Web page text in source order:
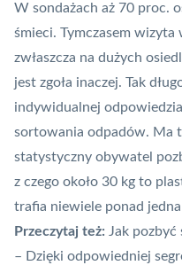
W sondażach aż 70 proc.
śmieci. Tymczasem
zwłaszcza na dużych
jest zgoła inaczej. Tak
indywidualnej
sortowania odpadów. Ma
statystyczny obywatel
z czego około 30 kg to
trafia niewiele ponad
Przeczytaj też: Jak pozbyć
– Dzięki odpowiedniej